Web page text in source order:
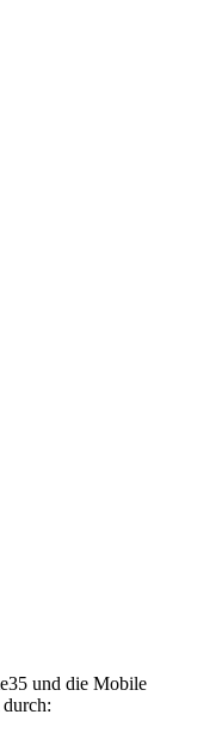
und die Mobile